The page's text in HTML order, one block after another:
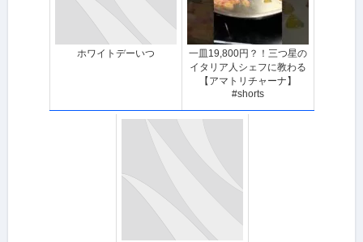
ホワイトデーいつ
一皿19,800円？！三つ星の
イタリア人シェフに教わる
【アマトリチャーナ】
#shorts